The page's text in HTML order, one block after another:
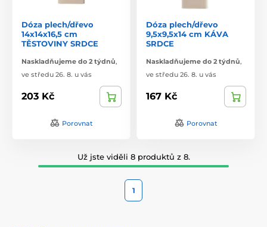
Dóza plech/dřevo
14x14x16,5 cm
TĚSTOVINY SRDCE
Naskladňujeme do 2 týdnů,
ve středu 26. 8. u vás
203 Kč
Porovnat
Dóza plech/dřevo
9,5x9,5x14 cm KÁVA
SRDCE
Naskladňujeme do 2 týdnů,
ve středu 26. 8. u vás
167 Kč
Porovnat
Už jste viděli 8 produktů z 8.
1